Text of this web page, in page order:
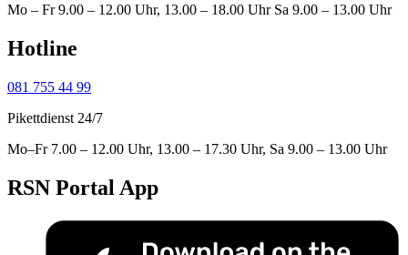
Mo – Fr 9.00 – 12.00 Uhr, 13.00 – 18.00 Uhr Sa 9.00 – 13.00 Uhr
Hotline
081 755 44 99
Pikettdienst 24/7
Mo–Fr 7.00 – 12.00 Uhr, 13.00 – 17.30 Uhr, Sa 9.00 – 13.00 Uhr
RSN Portal App